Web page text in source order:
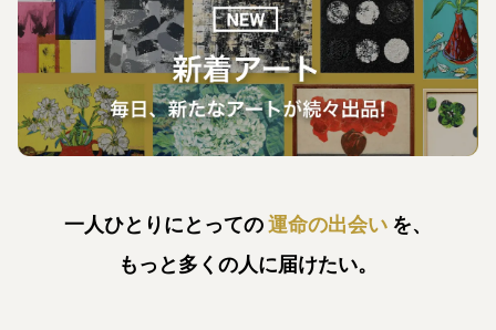
一人ひとりにとっての運命の出会い を、
もっと多くの人に届けたい。